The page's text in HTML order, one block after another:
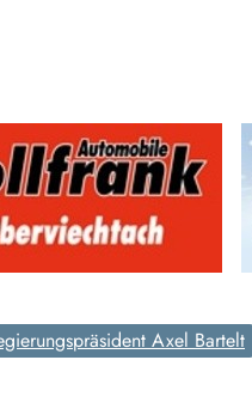
Axel Bartelt